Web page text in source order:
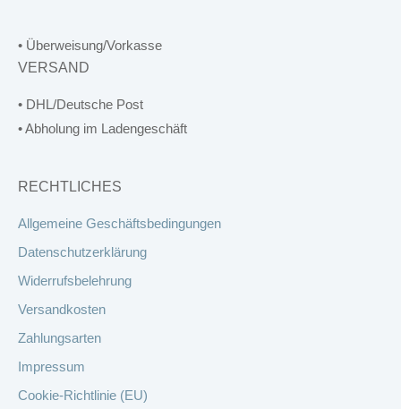
• Überweisung/Vorkasse
VERSAND
• DHL/Deutsche Post
• Abholung im Ladengeschäft
RECHTLICHES
Allgemeine Geschäftsbedingungen
Datenschutzerklärung
Widerrufsbelehrung
Versandkosten
Zahlungsarten
Impressum
Cookie-Richtlinie (EU)